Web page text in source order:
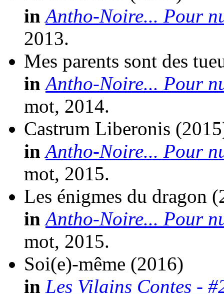
in Antho-Noire... Pour
2013.
Mes parents sont des
in Antho-Noire... Pour
mot, 2014.
Castrum Liberonis
in Antho-Noire... Pour
mot, 2015.
Les énigmes du dragon
in Antho-Noire... Pour
mot, 2015.
Soi(e)-même (2016)
in Les Vilains Contes -